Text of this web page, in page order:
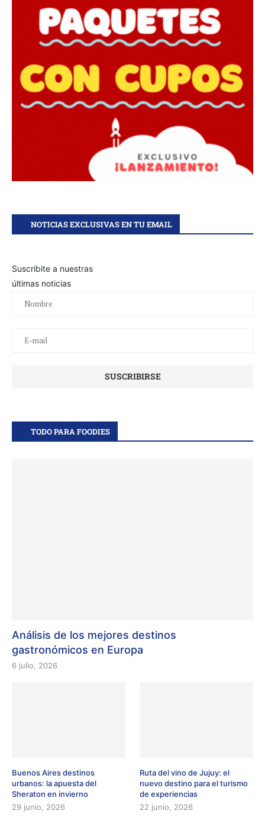
NOTICIAS EXCLUSIVAS EN TU EMAIL
Suscribite a nuestras
últimas noticias
TODO PARA FOODIES
Análisis de los mejores destinos
gastronómicos en Europa
6 julio, 2026
Buenos Aires destinos
urbanos: la apuesta del
Sheraton en invierno
29 junio, 2026
Ruta del vino de Jujuy: el
nuevo destino para el turismo
de experiencias
22 junio, 2026